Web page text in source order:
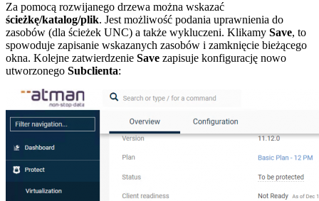
Za pomocą rozwijanego drzewa można wskazać
ścieżkę/katalog/plik. Jest możliwość podania uprawnienia do
zasobów (dla ścieżek UNC) a także wykluczeni. Klikamy Save, to
spowoduje zapisanie wskazanych zasobów i zamknięcie bieżącego
okna. Kolejne zatwierdzenie Save zapisuje konfigurację nowo
utworzonego Subclienta: